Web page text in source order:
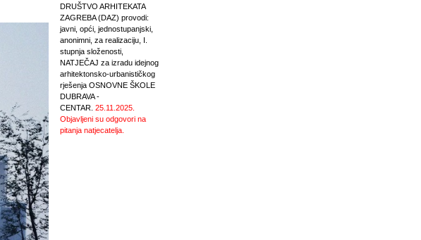
DRUŠTVO ARHITEKATA
ZAGREBA (DAZ) provodi:
javni, opći, jednostupanjski,
anonimni, za realizaciju, I.
stupnja složenosti,
NATJEČAJ za izradu idejnog
arhitektonsko-urbanističkog
rješenja OSNOVNE ŠKOLE
DUBRAVA -
CENTAR. 25.11.2025.
Objavljeni su odgovori na
pitanja natjecatelja.